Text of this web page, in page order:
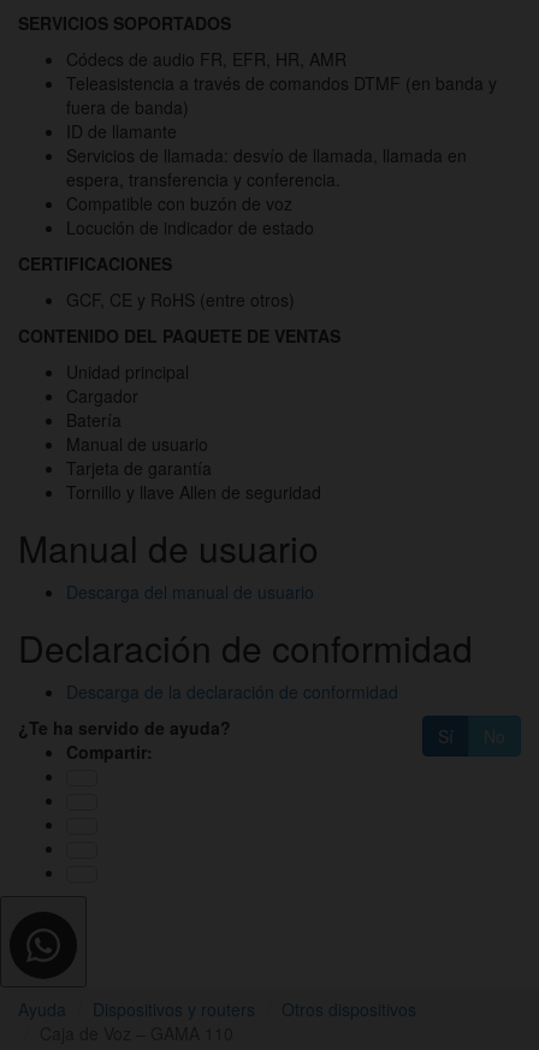
SERVICIOS SOPORTADOS
Códecs de audio FR, EFR, HR, AMR
Teleasistencia a través de comandos DTMF (en banda y
fuera de banda)
ID de llamante
Servicios de llamada: desvío de llamada, llamada en
espera, transferencia y conferencia.
Compatible con buzón de voz
Locución de indicador de estado
CERTIFICACIONES
GCF, CE y RoHS (entre otros)
CONTENIDO DEL PAQUETE DE VENTAS
Unidad principal
Cargador
Batería
Manual de usuario
Tarjeta de garantía
Tornillo y llave Allen de seguridad
Manual de usuario
Descarga del manual de usuario
Declaración de conformidad
Descarga de la declaración de conformidad
¿Te ha servido de ayuda?
Sí No
Compartir:
Ayuda Dispositivos y routers
Otros dispositivos